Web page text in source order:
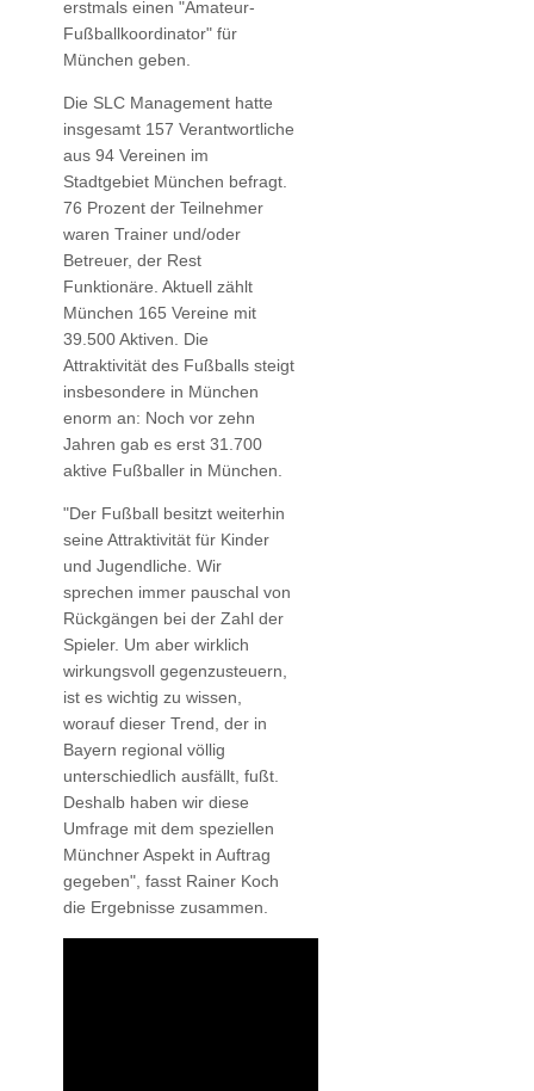
erstmals einen "Amateur-
Fußballkoordinator" für
München geben.
Die SLC Management hatte
insgesamt 157 Verantwortliche
aus 94 Vereinen im
Stadtgebiet München befragt.
76 Prozent der Teilnehmer
waren Trainer und/oder
Betreuer, der Rest
Funktionäre. Aktuell zählt
München 165 Vereine mit
39.500 Aktiven. Die
Attraktivität des Fußballs steigt
insbesondere in München
enorm an: Noch vor zehn
Jahren gab es erst 31.700
aktive Fußballer in München.
"Der Fußball besitzt weiterhin
seine Attraktivität für Kinder
und Jugendliche. Wir
sprechen immer pauschal von
Rückgängen bei der Zahl der
Spieler. Um aber wirklich
wirkungsvoll gegenzusteuern,
ist es wichtig zu wissen,
worauf dieser Trend, der in
Bayern regional völlig
unterschiedlich ausfällt, fußt.
Deshalb haben wir diese
Umfrage mit dem speziellen
Münchner Aspekt in Auftrag
gegeben", fasst Rainer Koch
die Ergebnisse zusammen.